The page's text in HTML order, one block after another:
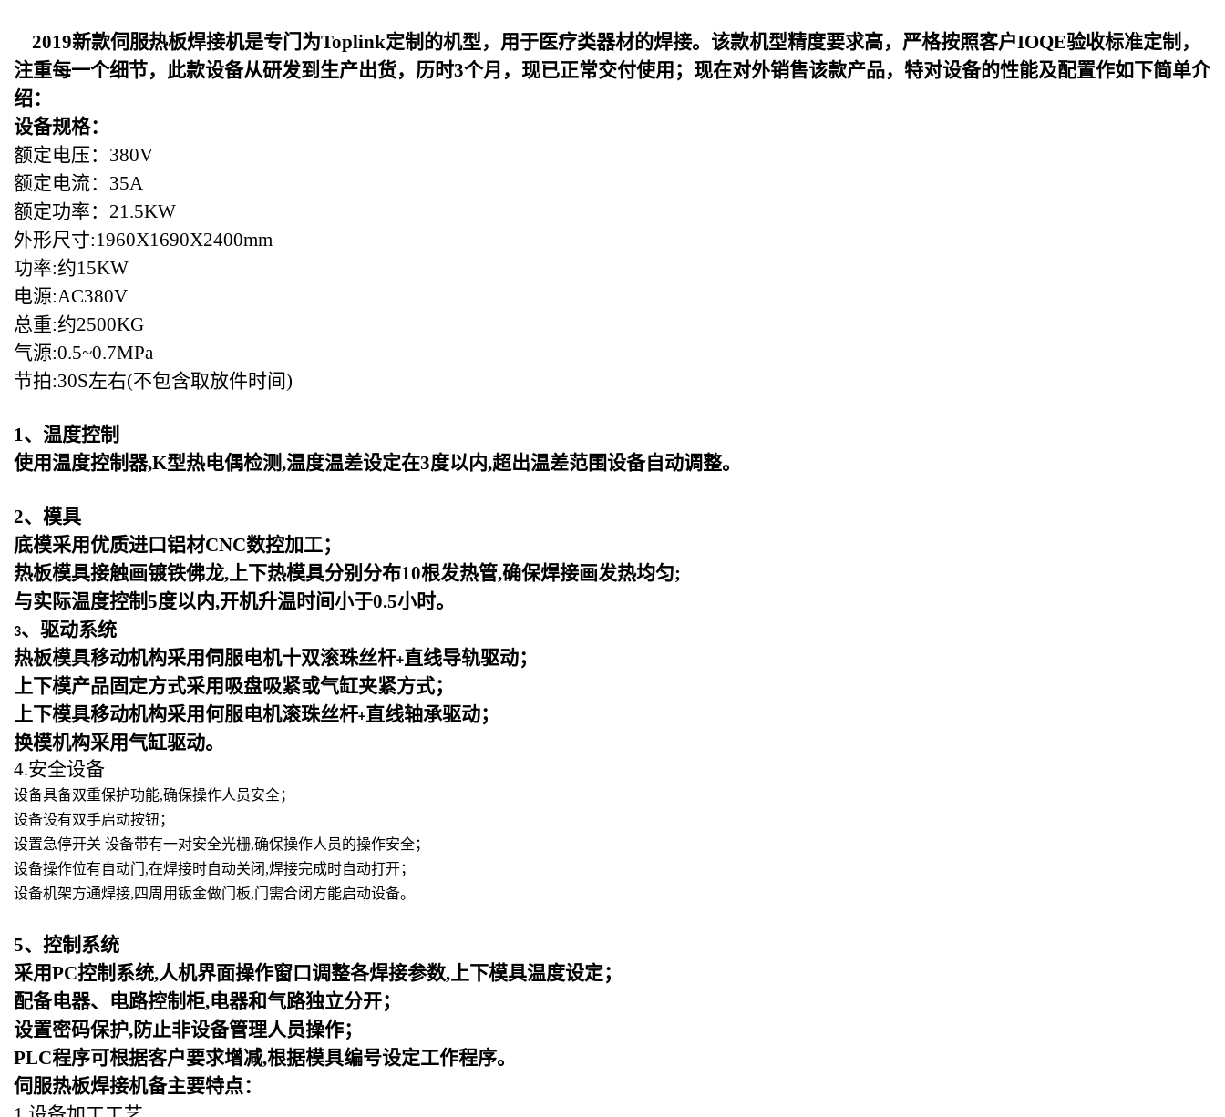
2019新款伺服热板焊接机是专门为Toplink定制的机型，用于医疗类器材的焊接。该款机型精度要求高，严格按照客户IOQE验收标准定制，
注重每一个细节，此款设备从研发到生产出货，历时3个月，现已正常交付使用；现在对外销售该款产品，特对设备的性能及配置作如下简单介
绍：
设备规格：
额定电压：380V
额定电流：35A
额定功率：21.5KW
外形尺寸:1960X1690X2400mm
功率:约15KW
电源:AC380V
总重:约2500KG
气源:0.5~0.7MPa
节拍:30S左右(不包含取放件时间)
1、温度控制
使用温度控制器,K型热电偶检测,温度温差设定在3度以内,超出温差范围设备自动调整。
2、模具
底模采用优质进口铝材CNC数控加工；
热板模具接触画镀铁佛龙,上下热模具分别分布10根发热管,确保焊接画发热均匀;
与实际温度控制5度以内,开机升温时间小于0.5小时。
3、驱动系统
热板模具移动机构采用伺服电机十双滚珠丝杆+直线导轨驱动；
上下模产品固定方式采用吸盘吸紧或气缸夹紧方式；
上下模具移动机构采用何服电机滚珠丝杆+直线轴承驱动；
换模机构采用气缸驱动。
4.安全设备
设备具备双重保护功能,确保操作人员安全；
设备设有双手启动按钮；
设置急停开关 设备带有一对安全光栅,确保操作人员的操作安全；
设备操作位有自动门,在焊接时自动关闭,焊接完成时自动打开；
设备机架方通焊接,四周用钣金做门板,门需合闭方能启动设备。
5、控制系统
采用PC控制系统,人机界面操作窗口调整各焊接参数,上下模具温度设定；
配备电器、电路控制柜,电器和气路独立分开；
设置密码保护,防止非设备管理人员操作；
PLC程序可根据客户要求增减,根据模具编号设定工作程序。
伺服热板焊接机备主要特点：